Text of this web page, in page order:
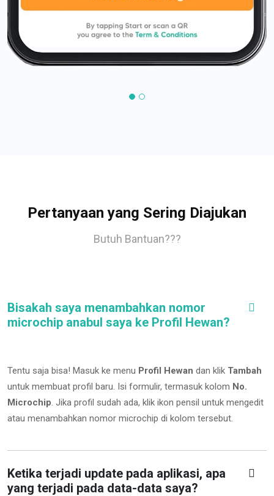
Pertanyaan yang Sering Diajukan
Butuh Bantuan???
Bisakah saya menambahkan nomor
microchip anabul saya ke Profil Hewan?
Tentu saja bisa! Masuk ke menu Profil Hewan dan klik Tambah
untuk membuat profil baru. Isi formulir, termasuk kolom No.
Microchip. Jika profil sudah ada, klik ikon pensil untuk mengedit
atau menambahkan nomor microchip di kolom tersebut.
Ketika terjadi update pada aplikasi, apa
yang terjadi pada data-data saya?